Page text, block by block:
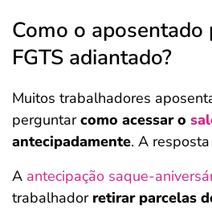
Como o aposentado
FGTS adiantado?
Muitos trabalhadores
perguntarcomo acessar o
antecipadamente. A
A antecipação saque-
trabalhador retirar parcelas